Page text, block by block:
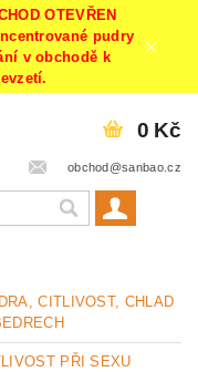
OTEVŘEN
pudry
v obchodě k
obchod@sanbao.cz
0 Kč
CITLIVOST, CHLAD
PŘI SEXU